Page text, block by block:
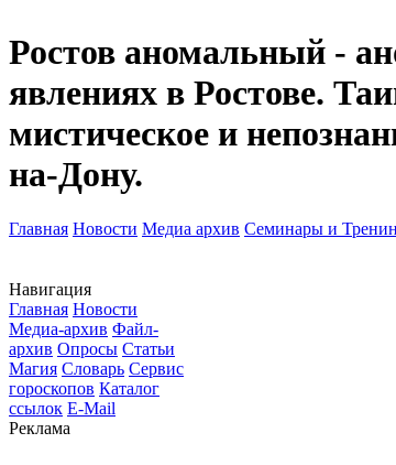
Ростов аномальный -
явлениях в Ростове.
мистическое и
на-Дону.
Главная Новости Медиа архив Семинары и
Навигация
Главная Новости
Медиа-архив Файл-
архив Опросы Статьи
Магия Словарь Сервис
гороскопов Каталог
ссылок E-Mail
Реклама